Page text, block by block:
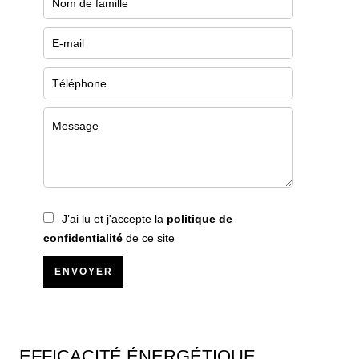
J’ai lu et j'accepte la politique de
confidentialité de ce site
ENVOYER